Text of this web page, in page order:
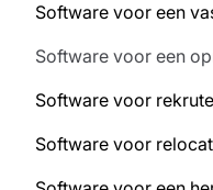
Software voor een
Software voor een
Software voor
Software voor